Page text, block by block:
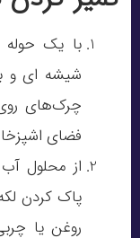
با یک
شیشه ای و
چرک‌های
فضای
از محلول
پاک کردن
روغن یا